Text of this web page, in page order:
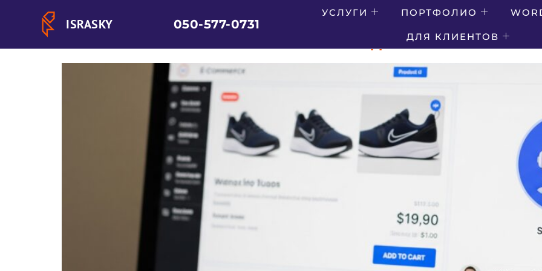
ISRASKY 050-577-0731
УСЛУГИ ПОРТФОЛИО
ДЛЯ КЛИЕНТОВ
ТЕХНОЛОГИИ
КАК ЧАТ-БОТЫ АВТОМАТИЗИРУЮТ ПРОДАЖИ В